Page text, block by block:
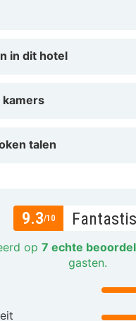
in dit hotel
kamers
talen
9.3/10
op 7 echte
gasten.